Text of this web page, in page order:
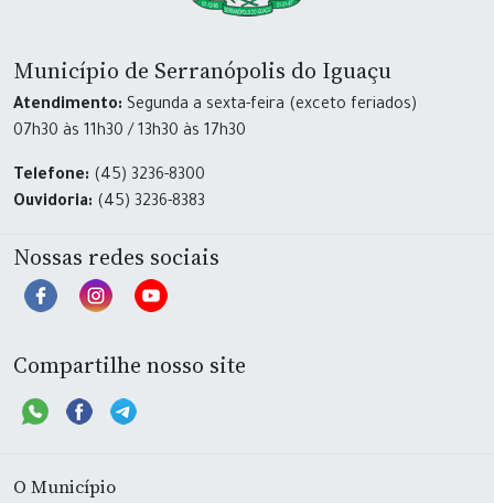
Município de Serranópolis do Iguaçu
Atendimento: Segunda a sexta-feira (exceto feriados)
07h30 às 11h30 / 13h30 às 17h30
Telefone: (45) 3236-8300
Ouvidoria: (45) 3236-8383
Nossas redes sociais
Compartilhe nosso site
O Município